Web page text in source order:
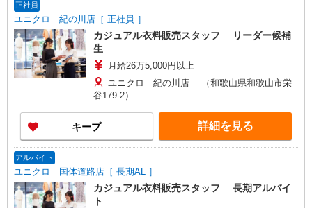
正社員
ユニクロ 紀の川店［ 正社員 ］
カジュアル衣料販売スタッフ リーダー候補
生
月給26万5,000円以上
ユニクロ 紀の川店 （和歌山県和歌山市栄
谷179-2）
キープ 詳細を見る
アルバイト
ユニクロ 国体道路店［ 長期AL ］
カジュアル衣料販売スタッフ 長期アルバイ
ト